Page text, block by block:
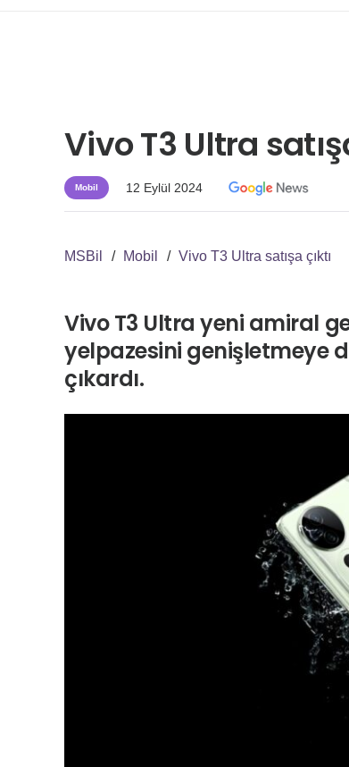
Vivo T3 Ultra
Mobil 12 Eylül 2024
MSBil / Mobil / Vivo T3 Ultra satışa çıktı
Vivo T3 Ultra yeni amiral
yelpazesini genişletmeye
çıkardı.